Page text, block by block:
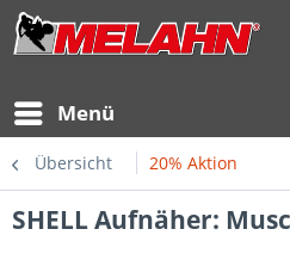
Menü
Übersicht 20% Aktion
SHELL Aufnäher: